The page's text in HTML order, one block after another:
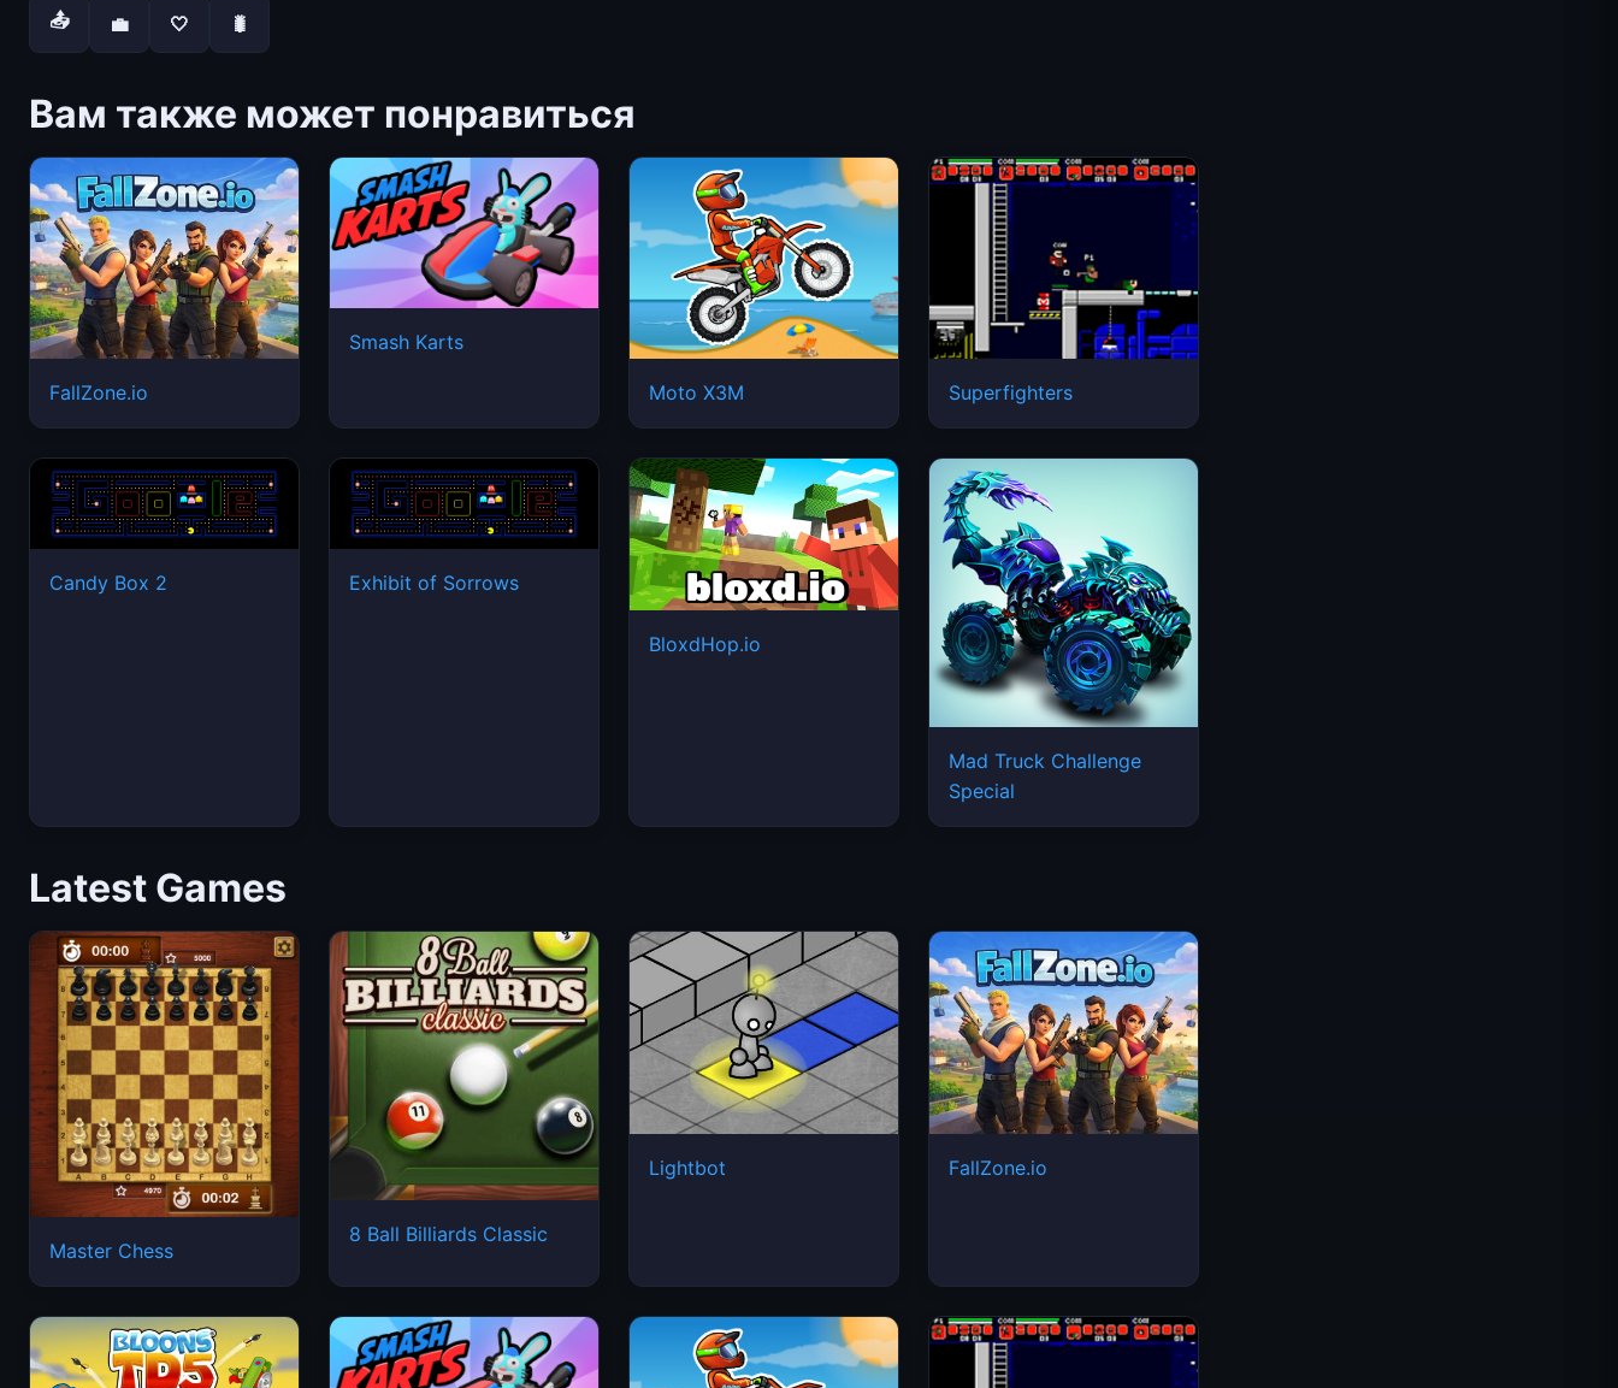
📤 💼 🤍 🐛
Вам также может понравиться
FallZone.io
Smash Karts
Moto X3M Superfighters
Candy Box 2 Exhibit of Sorrows
BloxdHop.io
Mad Truck Challenge
Special
Latest Games
Master Chess
8 Ball Billiards Classic
Lightbot FallZone.io